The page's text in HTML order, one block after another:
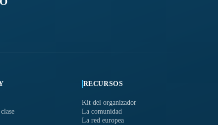
RECURSOS
Kit del organizador
La comunidad
La red europea